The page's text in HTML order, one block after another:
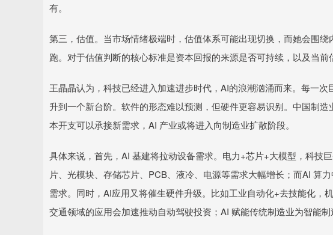
有。
第三，估值。当市场情绪极端时，估值体系可能出现切换，而她会围
跑。对于估值判断的核心标准是资本回报的来源是否可持续，以及当前
王晶晶认为，科技已经进入加速进步时代，AI的浪潮汹涌而来。每一
升到一个新台阶。软件的形态难以预测，但硬件更容易识别。中国制
本开支可以承接新需求，AI 产业或将进入向制造业扩散阶段。
具体来说，首先，AI 基建将拉动设备需求。电力+芯片+大模型，科技
片、光模块、存储芯片、PCB、液冷、电源等需求大幅增长；而AI 算
需求。同时，AI应用又将催生硬件升级。比如工业自动化+去技能化，
交通领域的应用会加速推动自动驾驶投资；AI 赋能传统制造业为智能制